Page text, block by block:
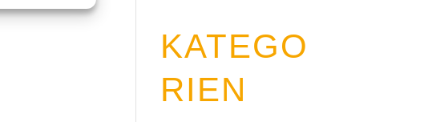
KATEGO
RIEN